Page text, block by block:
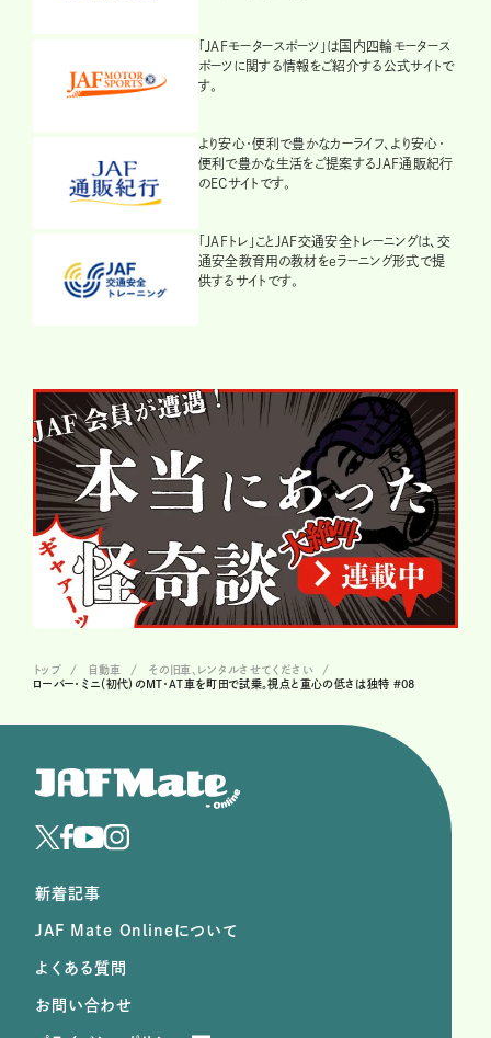
「JAFモータースポーツ」は国内四輪モータース
ポーツに関する情報をご紹介する公式サイトで
す。
より安心・便利で豊かなカーライフ、より安心・
便利で豊かな生活をご提案するJAF通販紀行
のECサイトです。
「JAFトレ」ことJAF交通安全トレーニングは、交
通安全教育用の教材をeラーニング形式で提
供するサイトです。
トップ 自動車
その旧車、レンタルさせてください
ローバー・ミニ（初代）のMT・AT車を町田で試乗。視点と重心の低さは独特 #08
新着記事
JAF Mate Onlineについて
よくある質問
お問い合わせ